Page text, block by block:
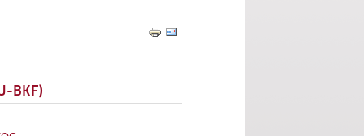
BKF)